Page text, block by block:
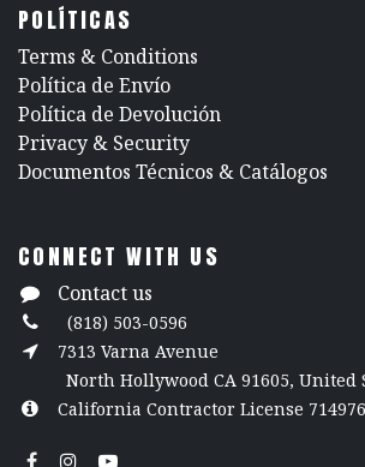
POLÍTICAS
​Terms & Conditions
Política de Envío
Política de Devolución
​Privacy & Security
​Documentos Técnicos & Catálogos
CONNECT WITH US
Contact us
(818) 503-0596
7313 Varna Avenue
North Hollywood CA 91605, United
California Contractor License 714976